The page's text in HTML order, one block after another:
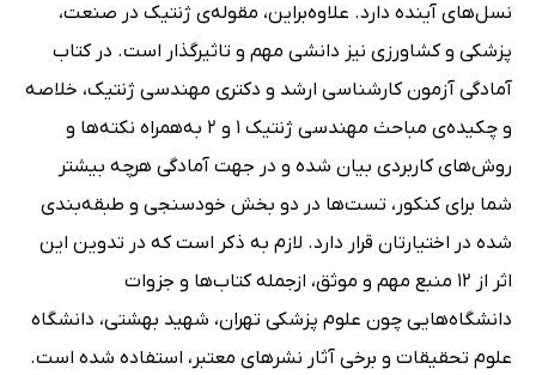
نسل‌های آینده دارد. علاوه‌براین، مقوله‌ی ژنتیک در صنعت،
پزشکی و کشاورزی نیز دانشی مهم و تاثیرگذار است. در کتاب
آمادگی آزمون کارشناسی ارشد و دکتری مهندسی ژنتیک، خلاصه
و چکیده‌ی مباحث مهندسی ژنتیک 1 و 2 به‌همراه نکته‌ها و
روش‌های کاربردی بیان شده و در جهت آمادگی هرچه بیشتر
شما برای کنکور، تست‌ها در دو بخش خودسنجی و طبقه‌بندی
شده در اختیارتان قرار دارد. لازم به ذکر است که در تدوین این
اثر از 12 منبع مهم و موثق، ازجمله کتاب‌ها و جزوات
دانشگاه‌هایی چون علوم پزشکی تهران، شهید بهشتی، دانشگاه
علوم تحقیقات و برخی آثار نشرهای معتبر، استفاده شده است.